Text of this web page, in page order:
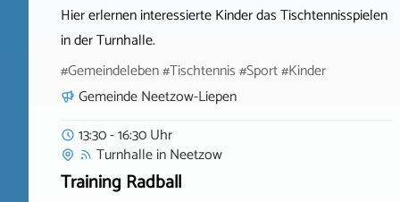
Hier erlernen interessierte Kinder das Tischtennisspielen
in der Turnhalle.
#Gemeindeleben #Tischtennis #Sport #Kinder
Gemeinde Neetzow-Liepen
13:30 - 16:30 Uhr
TurnhalleinNeetzow
Training Radball